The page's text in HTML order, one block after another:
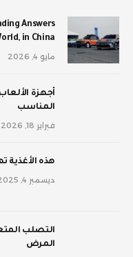
Answers
in China
مايو 4, 2026
أجهزة
المناسب
فبراير 18, 2026
‫هذه الأغذية
ديسمبر 4, 2025
‫التصلب
المرض